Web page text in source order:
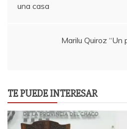
de
entradas
una casa
Marilu Quiroz “Un
TE PUEDE INTERESAR